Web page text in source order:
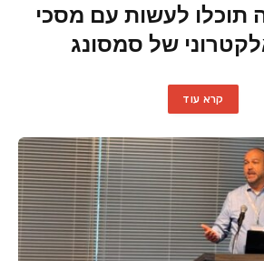
תוכלו לעשות עם מסכי
של סמסונג
קרא עוד